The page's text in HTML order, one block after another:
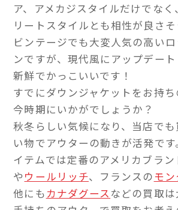
ア、アメカジスタイルだけでなく
リートスタイルとも相性が良さそ
ビンテージでも大変人気の高い
ンですが、現代風にアップデー
新鮮でかっこいいです！
すでにダウンジャケットをお持
今時期にいかがでしょうか？
秋冬らしい気候になり、当店で
い物でアウターの動きが活発で
イテムでは定番のアメリカブラン
やウールリッチ、フランスの モ
他にも カナダグース などの買取